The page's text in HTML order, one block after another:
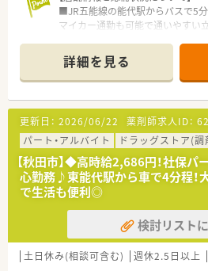
■JR五能線の能代駅からバスで5
マイカー通勤も可能で通いやすい立
1日平均40枚ほど応需しています。
■常勤の薬剤師が2名と事務スタッ
ムワーク良く業務に取り組める人
【法人特徴について】
■全国に約400店舗を展開しており
アとして業界トップクラスの実績を
■営業利益率が高く報酬改定の影
基盤があり、安心して長期勤務が
■人材定着率が極めて高い水準を
すい環境づくりに全社で注力してい
【こんな方にオススメ】
■ワークライフバランスを重視し
企業で腰を据えて長く働きたい方に
詳細を見る
更新日： 2026/06/22 薬剤師求人ID：
パート・アルバイト
ドラッグストア(調
【秋田市】◆高時給2,686円！社保
心勤務♪東能代駅から車で4分程！
で生活も便利◎
検討リスト
土日休み(相談可含む) 週休2.5日以上